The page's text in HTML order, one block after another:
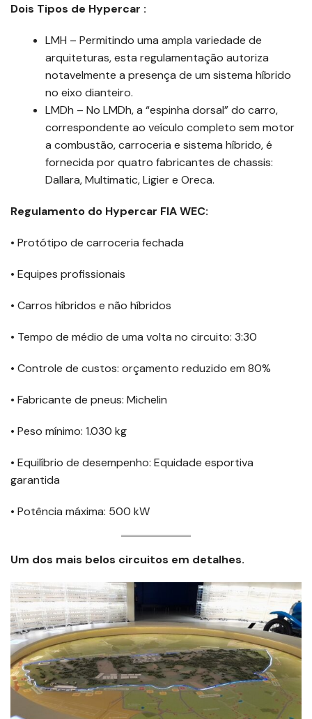
Dois Tipos de Hypercar :
LMH – Permitindo uma ampla variedade de
arquiteturas, esta regulamentação autoriza
notavelmente a presença de um sistema híbrido
no eixo dianteiro.
LMDh – No LMDh, a “espinha dorsal” do carro,
correspondente ao veículo completo sem motor
a combustão, carroceria e sistema híbrido, é
fornecida por quatro fabricantes de chassis:
Dallara, Multimatic, Ligier e Oreca.
Regulamento do Hypercar FIA WEC:
• Protótipo de carroceria fechada
• Equipes profissionais
• Carros híbridos e não híbridos
• Tempo de médio de uma volta no circuito: 3:30
• Controle de custos: orçamento reduzido em 80%
• Fabricante de pneus: Michelin
• Peso mínimo: 1.030 kg
• Equilíbrio de desempenho: Equidade esportiva
garantida
• Potência máxima: 500 kW
Um dos mais belos circuitos em detalhes.